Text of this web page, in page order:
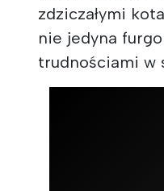
zdziczałymi
nie jedyna
trudnościami w